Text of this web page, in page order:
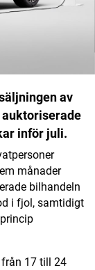
är vi
oss
av
inför juli.
månader
bilhandeln
i fjol, samtidigt
17 till 24